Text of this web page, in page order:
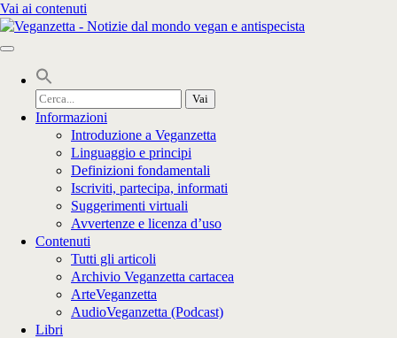
Vai ai contenuti
Cerca
per:
Informazioni
Introduzione a Veganzetta
Linguaggio e principi
Definizioni fondamentali
Iscriviti, partecipa, informati
Suggerimenti virtuali
Avvertenze e licenza d’uso
Contenuti
Tutti gli articoli
Archivio Veganzetta cartacea
ArteVeganzetta
AudioVeganzetta (Podcast)
Libri